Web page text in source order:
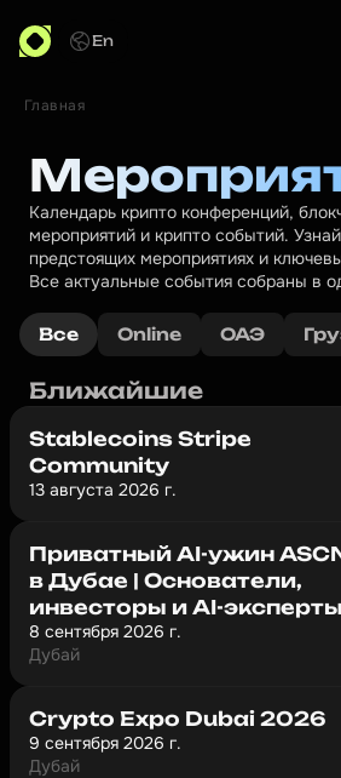
En
Главная
Календарь крипто конференций,
мероприятий и крипто событий.
предстоящих мероприятиях и
Все актуальные события собраны в
Все Online ОАЭ
Ближайшие
Stablecoins Stripe
Community
13 августа 2026 г.
Приватный AI-ужин
в Дубае | Основатели,
инвесторы и AI-эксперты
8 сентября 2026 г.
Дубай
Crypto Expo Dubai 2026
9 сентября 2026 г.
Дубай